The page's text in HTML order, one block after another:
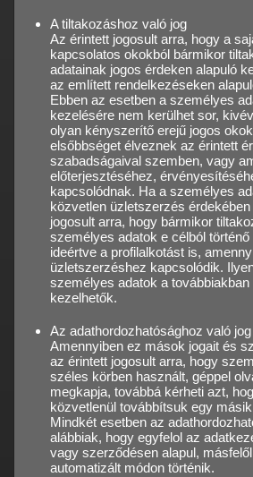
A tiltakozáshoz való jog
Az érintett jogosult arra, hogy a
kapcsolatos okokból bármikor
adatainak jogos érdeken alapuló
az említett rendelkezéseken
Ebben az esetben a személyes
kezelésére nem kerülhet sor,
olyan kényszerítő erejű jogos
elsőbbséget élveznek az érintett
szabadságaival szemben, vagy
előterjesztéséhez,
kapcsolódnak. Ha a személyes
közvetlen üzletszerzés
jogosult arra, hogy bármikor
személyes adatok e célból történő
ideértve a profilalkotást is,
üzletszerzéshez kapcsolódik.
személyes adatok a továbbiakban
kezelhetők.
Az adathordozhatósághoz való jog
Amennyiben ez mások jogait és
az érintett jogosult arra, hogy
széles körben használt, géppel
megkapja, továbbá kérheti azt,
közvetlenül továbbítsuk egy
Mindkét esetben az
alábbiak, hogy egyfelol az
vagy szerződésen alapul,
automatizált módon történik.